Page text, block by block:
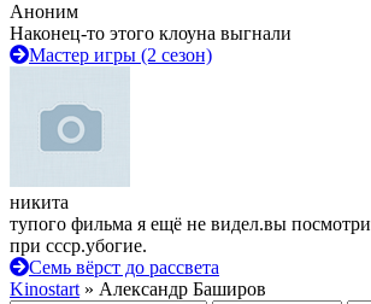
Аноним
Наконец-то этого клоуна выгнали
Мастер игры (2 сезон)
никита
тупого фильма я ещё не видел.вы
при ссср.убогие.
Семь вёрст до рассвета
Kinostart » Александр Баширов